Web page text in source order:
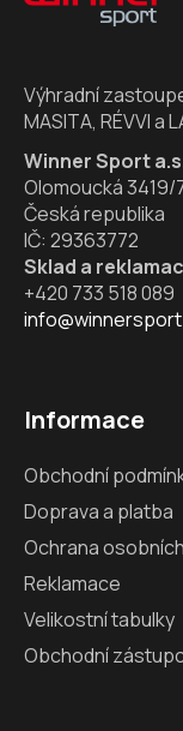
Výhradní
MASITA, RÉVVI a
Winner Sport
Olomoucká 3419/
Česká republika
IČ: 29363772
Sklad a
+420 733 518 089
Informace
Obchodní
Doprava a platba
Ochrana
Reklamace
Velikostní tabulky
Obchodní